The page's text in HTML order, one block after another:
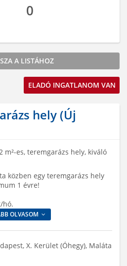
0
A LISTÁHOZ
ELADÓ INGATLANOM VAN
hely (Új
m²-es, teremgarázs hely, kiváló
közben egy teremgarázs hely
1 évre!
hó.
OLVASOM
X. Kerület (Óhegy), Maláta